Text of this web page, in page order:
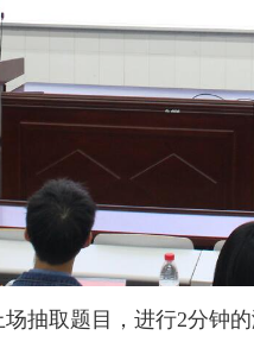
抽取题目，进行2分钟